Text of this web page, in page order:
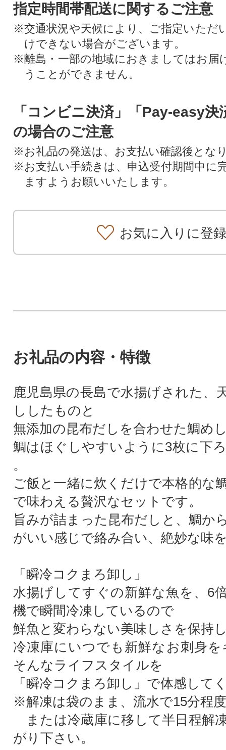
指定時間帯配送に関するご注意
※交通状況や天候により、ご指定いただ
けできない場合がございます。
※離島・一部の地域におきましてはお届
うことができません。
「コンビニ決済」「Pay-easy決
の場合のご注意
※お礼品の発送は、お支払い確認後とな
※お支払い手続きは、申込受付期間中に
ますようお願いいたします。
お気に入りに登録
お礼品の内容・特徴
鹿児島県の長島で水揚げされた、
ししたものと
無添加の昆布だしを合わせた鯛め
鯛はほぐしやすいように3枚に下
。
ご飯と一緒に炊くだけで本格的な
で味わえる贅沢なセットです。
旨みが詰まった昆布だしと、鯛か
がいい感じで絡み合い、絶妙な味
「瞬冷コクまろ卸し」
水揚げしてすぐの新鮮な魚を、6
機で瞬間冷凍しているので
鮮魚と変わらない美味しさを保持
冷凍庫にいつでも新鮮なお刺身
そんなライフスタイルを
「瞬冷コクまろ卸し」で体感して
※解凍は袋のまま、流水で15分程度
または冷蔵庫に移して半日程解
がり下さい。